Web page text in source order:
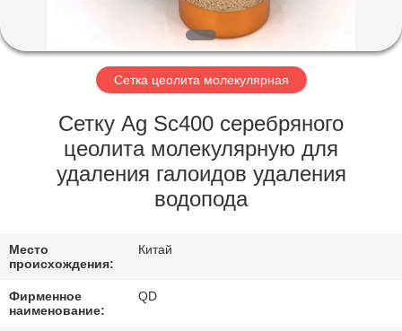
ПУТЕШЕСТВИЕ
ФАБРИКИ
ПРОВЕРКА
КАЧЕСТВА
МЫ
НОВОСТИ
Сетка цеолита молекулярная
Сетку Ag Sc400 серебряного
цеолита молекулярную для
удаления галоидов удаления
водопода
Место
происхождения:
Китай
Фирменное
наименование:
QD